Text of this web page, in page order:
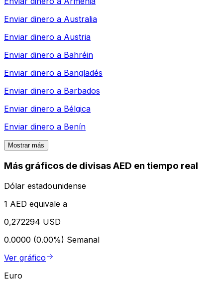
Enviar dinero a Australia
Enviar dinero a Austria
Enviar dinero a Bahréin
Enviar dinero a Bangladés
Enviar dinero a Barbados
Enviar dinero a Bélgica
Enviar dinero a Benín
Mostrar más
Más gráficos de divisas AED en tiempo real
Dólar estadounidense
1 AED equivale a
0,272294 USD
0.0000 (0.00%) Semanal
Ver gráfico
Euro